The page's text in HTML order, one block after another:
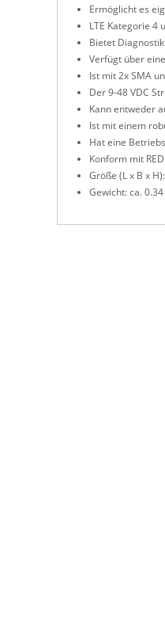
Ermöglicht es
LTE Kategorie 4
Bietet
Verfügt über
Ist mit 2x SMA
Der 9-48 VDC
Kann entweder
Ist mit einem
Hat eine
Konform mit
Größe (L x B x
Gewicht: ca.